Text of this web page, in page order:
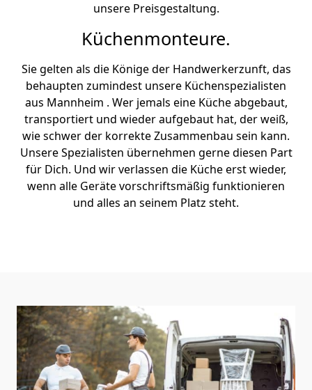
unsere Preisgestaltung.
Küchenmonteure.
Sie gelten als die Könige der Handwerkerzunft, das
behaupten zumindest unsere Küchenspezialisten
aus Mannheim . Wer jemals eine Küche abgebaut,
transportiert und wieder aufgebaut hat, der weiß,
wie schwer der korrekte Zusammenbau sein kann.
Unsere Spezialisten übernehmen gerne diesen Part
für Dich. Und wir verlassen die Küche erst wieder,
wenn alle Geräte vorschriftsmäßig funktionieren
und alles an seinem Platz steht.